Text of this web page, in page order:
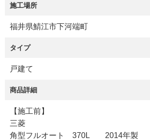
施工場所
福井県鯖江市下河端町
タイプ
戸建て
商品詳細
【施工前】
三菱
角型フルオート 370L 2014年製